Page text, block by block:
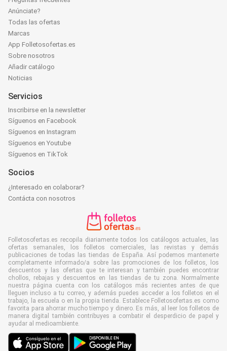
Anúnciate?
Todas las ofertas
Marcas
App Folletosofertas.es
Sobre nosotros
Añadir catálogo
Noticias
Servicios
Inscribirse en la newsletter
Síguenos en Facebook
Síguenos en Instagram
Síguenos en Youtube
Síguenos en TikTok
Socios
¿Interesado en colaborar?
Contácta con nosotros
Folletosofertas.es recopila diariamente todos los catálogos actuales, las
ofertas semanales, los folletos comerciales, las revistas y demás
publicaciones de todas las tiendas de España. Así podemos mantenerte
completamente informado/a sobre las promociones de los folletos, los
descuentos y las ofertas que te interesan y también puedes encontrar
chollos, rebajas y descuentos en las tiendas de tu zona. Normalmente
nuestra página cuenta con los catálogos más recientes antes de que
lleguen incluso a tu correo, y además puedes acceder a los folletos en el
trabajo, la escuela o en la propia tienda. Establece Folletosofertas.es como
favorita para ahorrar mucho tiempo y dinero. Es más, al leer los folletos de
manera digital también contribuyes a combatir el desperdicio de papel y
ayudar al medioambiente.